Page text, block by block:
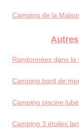
Camping de la
Randonnées dans la
Camping bord de
Camping piscine
Camping 3 étoiles